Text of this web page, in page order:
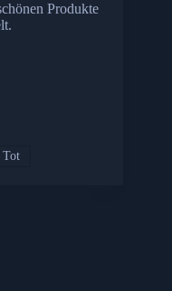
Produkte
Tot